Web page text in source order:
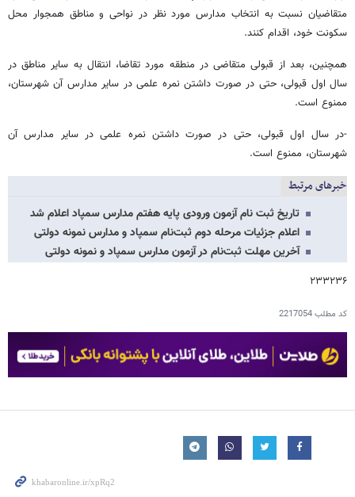
متقاضیان نسبت به انتخاب مدارس مورد نظر در نواحی و مناطق همجوار محل
سکونت خود، اقدام کنند.
همچنین، بعد از قبولی متقاضی در منطقه مورد تقاضا، انتقال به سایر مناطق در
سال اول قبولی، حتی در صورت داشتن نمره علمی در سایر مدارس آن شهرستان،
ممنوع است.
-در سال اول قبولی، حتی در صورت داشتن نمره علمی در سایر مدارس آن
شهرستان، ممنوع است.
خبرهای مرتبط
تاریخ ثبت نام آزمون ورودی پایه هفتم مدارس سمپاد اعلام شد
اعلام جزئیات مرحله دوم ثبت‌نام سمپاد و مدارس نمونه دولتی
آخرین مهلت ثبت‌نام در آزمون مدارس سمپاد و نمونه دولتی
۲۳۳۲۳۶
کد مطلب2217054